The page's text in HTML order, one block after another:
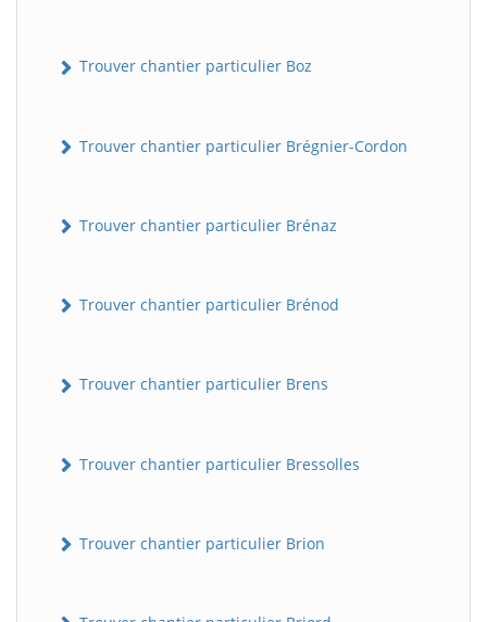
Trouver chantier particulier Boz
Trouver chantier particulier Brégnier-Cordon
Trouver chantier particulier Brénaz
Trouver chantier particulier Brénod
Trouver chantier particulier Brens
Trouver chantier particulier Bressolles
Trouver chantier particulier Brion